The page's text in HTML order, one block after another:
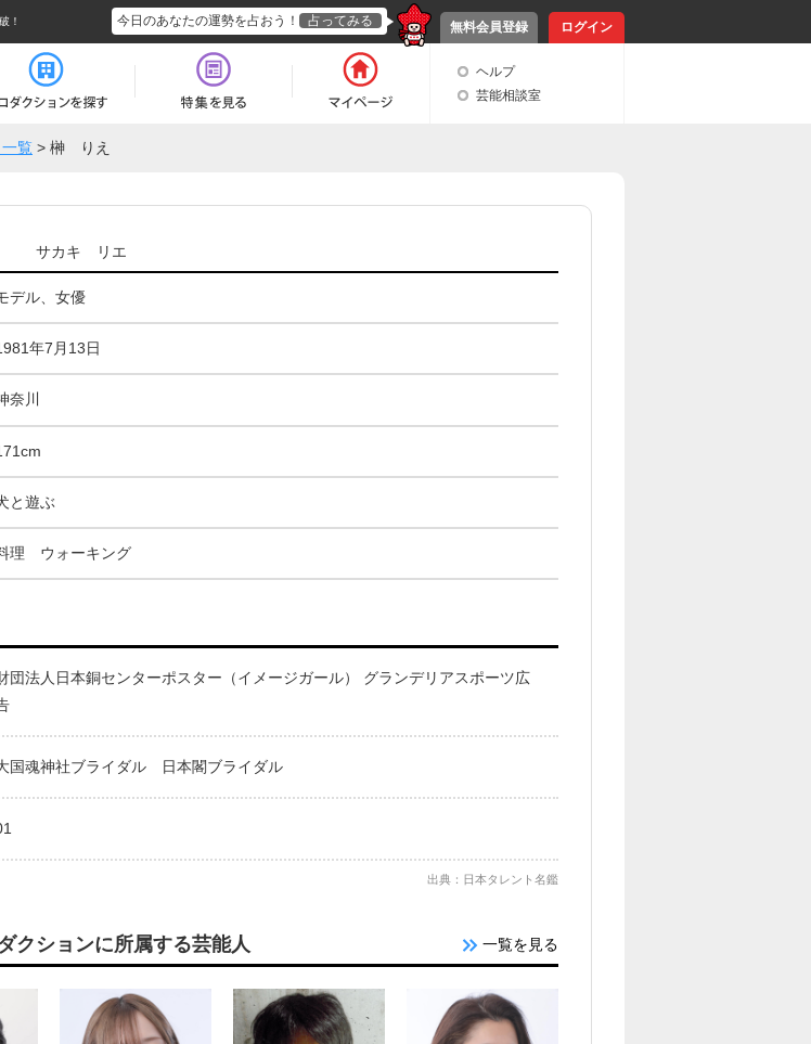
！ 無料会員登録 ログイン
今日のあなたの運勢を占おう！ 占ってみる
ヘルプ
芸能相談室
覧 > 榊 りえ
サカキ リエ
デル、女優
年7月13日
奈川
と遊ぶ
理 ウォーキング
団法人日本銅センターポスター（イメージガール） グランデリアスポーツ広
国魂神社ブライダル 日本閣ブライダル
出典：日本タレント名鑑
クションに所属する芸能人 一覧を見る